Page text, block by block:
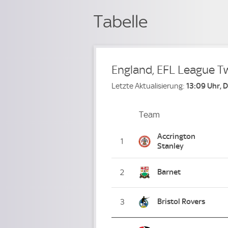
Tabelle
England, EFL League
Letzte Aktualisierung: 13:09 Uhr,
PlatzTeam
1
Accrington
Stanley
2 Barnet
3 Bristol Rovers